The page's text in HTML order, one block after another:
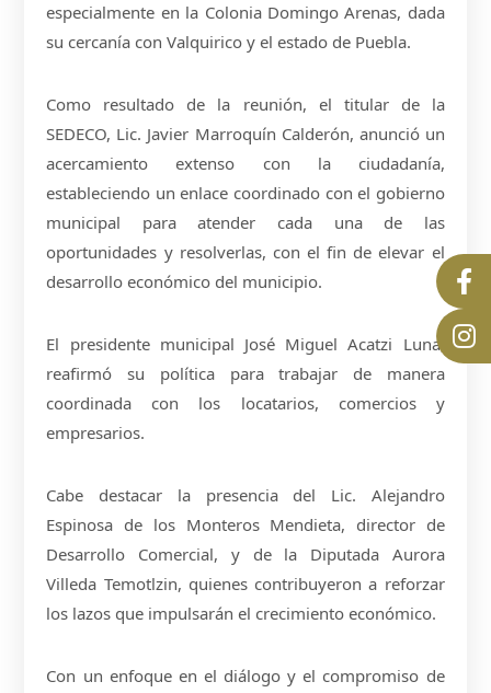
especialmente en la Colonia Domingo Arenas, dada
su cercanía con Valquirico y el estado de Puebla.
Como resultado de la reunión, el titular de la
SEDECO, Lic. Javier Marroquín Calderón, anunció un
acercamiento extenso con la ciudadanía,
estableciendo un enlace coordinado con el gobierno
municipal para atender cada una de las
oportunidades y resolverlas, con el fin de elevar el
desarrollo económico del municipio.
El presidente municipal José Miguel Acatzi Luna,
reafirmó su política para trabajar de manera
coordinada con los locatarios, comercios y
empresarios.
Cabe destacar la presencia del Lic. Alejandro
Espinosa de los Monteros Mendieta, director de
Desarrollo Comercial, y de la Diputada Aurora
Villeda Temotlzin, quienes contribuyeron a reforzar
los lazos que impulsarán el crecimiento económico.
Con un enfoque en el diálogo y el compromiso de